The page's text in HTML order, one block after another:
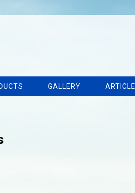
GALLERY ARTICLE